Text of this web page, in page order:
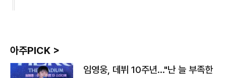
아주PICK >
임영웅, 데뷔 10주년…"난 늘 부족한